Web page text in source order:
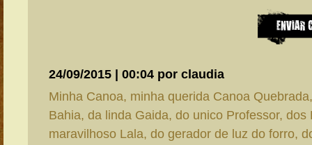
24/09/2015 | 00:04 por claudia
Minha Canoa, minha querida Canoa
Bahia, da linda Gaida, do unico Professor, dos
maravilhoso Lala, do gerador de luz do forro,